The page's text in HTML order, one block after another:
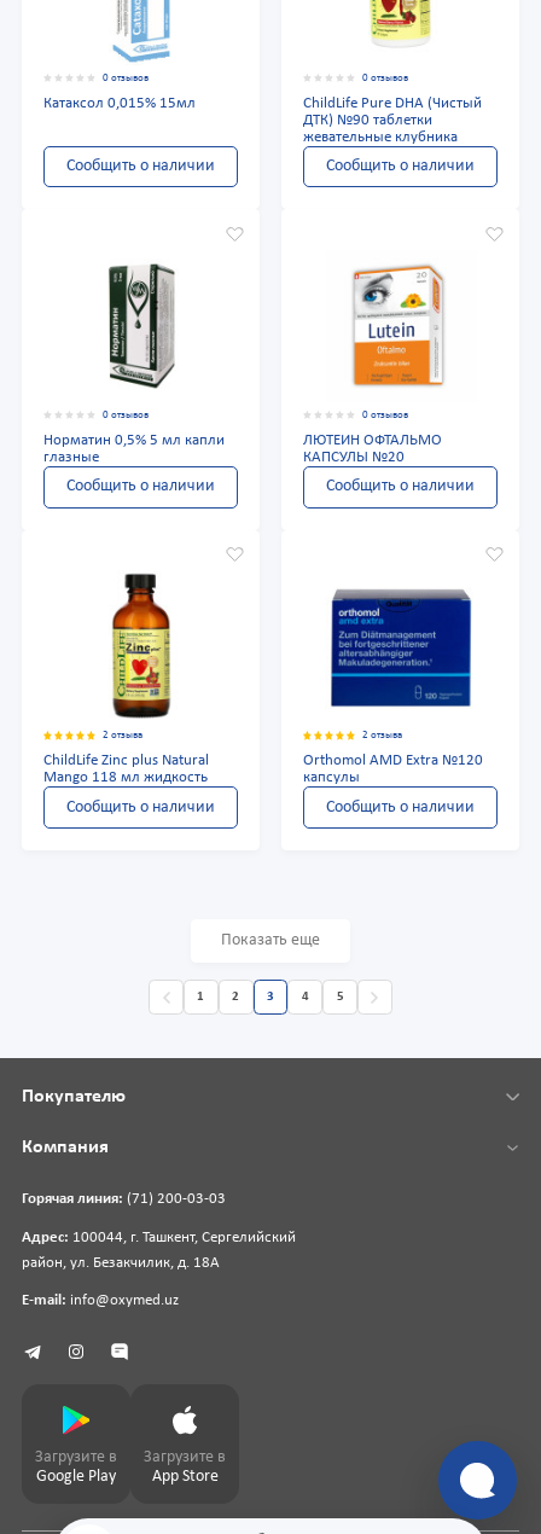
0 отзывов
Катаксол 0,015% 15мл
Сообщить о наличии
0 отзывов
ChildLife Pure DHA (Чистый
ДТК) №90 таблетки
жевательные клубника
Сообщить о наличии
0 отзывов
Норматин 0,5% 5 мл капли
глазные
Сообщить о наличии
0 отзывов
ЛЮТЕИН ОФТАЛЬМО
КАПСУЛЫ №20
Сообщить о наличии
2 отзыва
ChildLife Zinc plus Natural
Mango 118 мл жидкость
Сообщить о наличии
2 отзыва
Orthomol AMD Extra №120
капсулы
Сообщить о наличии
Показать еще
1 2 3 4 5
Горячая линия: (71) 200-03-03
Адрес: 100044, г. Ташкент, Сергелийский
район, ул. Безакчилик, д. 18А
E-mail: info@oxymed.uz
Покупателю
Компания
Загрузите в
Google Play
Загрузите в
App Store